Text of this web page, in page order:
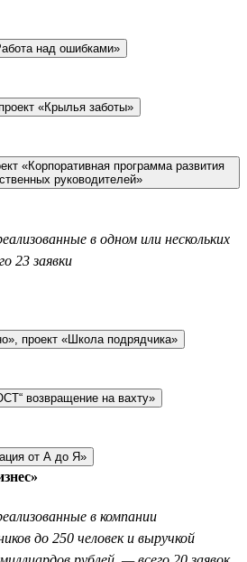
над ошибками»
«Крылья заботы»
«Корпоративная программа развития
руководителей»
в одном или нескольких
23 заявки
проект «Школа подрядчика»
возвращение на вахту»
от А до Я»
в компании
до 250 человек и выручкой